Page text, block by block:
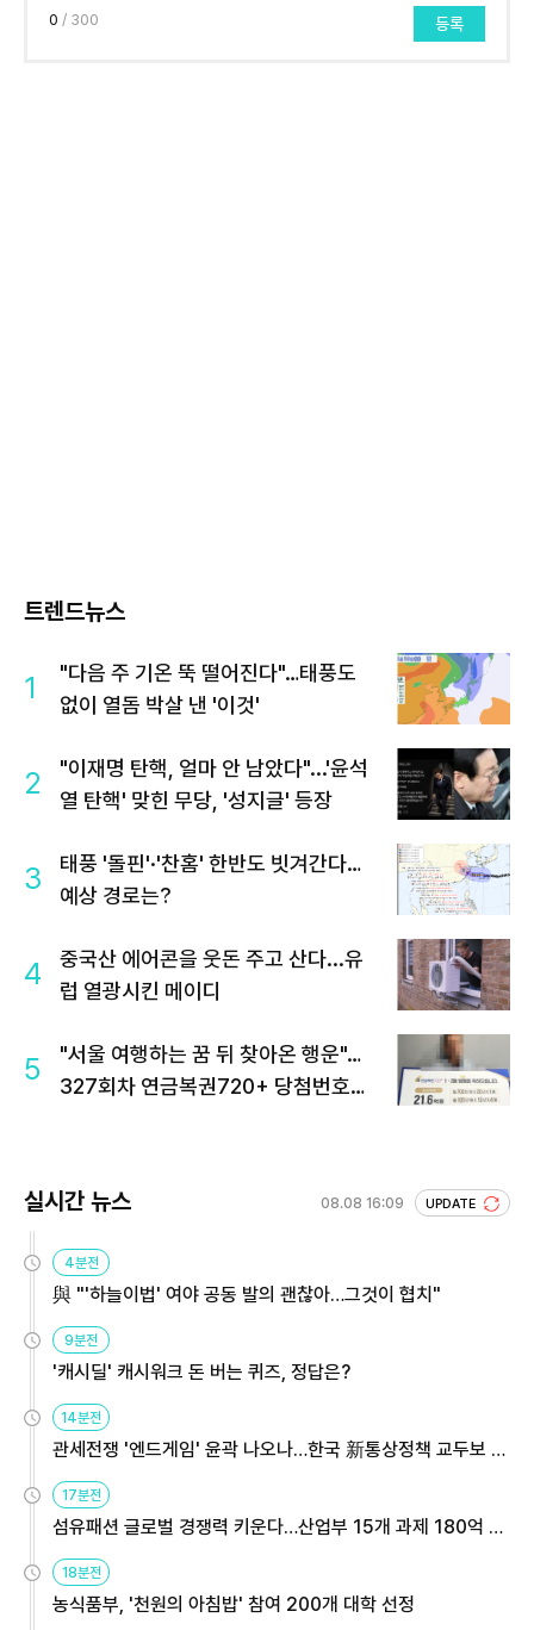
0 / 300 등록
트렌드뉴스
1
"다음 주 기온 뚝 떨어진다"…태풍도
없이 열돔 박살 낸 '이것'
2
"이재명 탄핵, 얼마 안 남았다"...'윤석
열 탄핵' 맞힌 무당, '성지글' 등장
3
태풍 '돌핀'·'찬홈' 한반도 빗겨간다…
예상 경로는?
4
중국산 에어콘을 웃돈 주고 산다...유
럽 열광시킨 메이디
5
"서울 여행하는 꿈 뒤 찾아온 행운"…
327회차 연금복권720+ 당첨번호조
실시간 뉴스 08.08 16:09 UPDATE
4분전
與 "'하늘이법' 여야 공동 발의 괜찮아…그것이 협치"
9분전
'캐시딜' 캐시워크 돈 버는 퀴즈, 정답은?
14분전
관세전쟁 '엔드게임' 윤곽 나오나…한국 新통상정책 교두보 활
17분전
섬유패션 글로벌 경쟁력 키운다…산업부 15개 과제 180억 지
18분전
농식품부, '천원의 아침밥' 참여 200개 대학 선정